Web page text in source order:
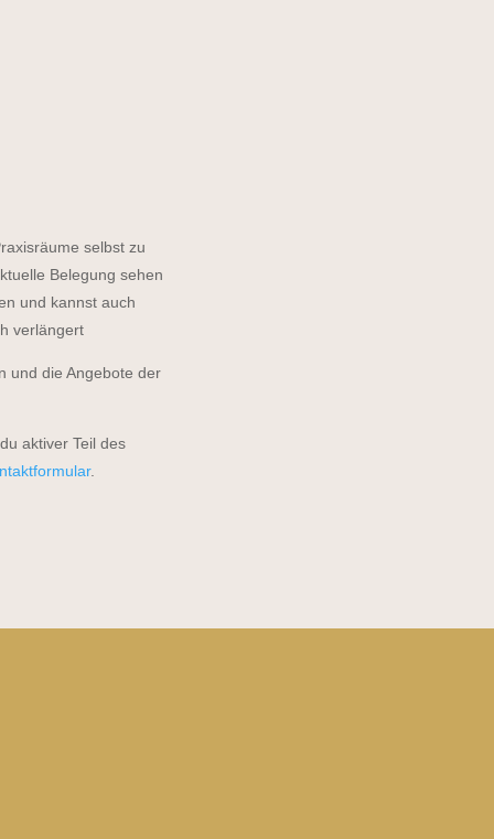
selbst zu
Belegung sehen
und kannst auch
verlängert
und die Angebote der
aktiver Teil des
.